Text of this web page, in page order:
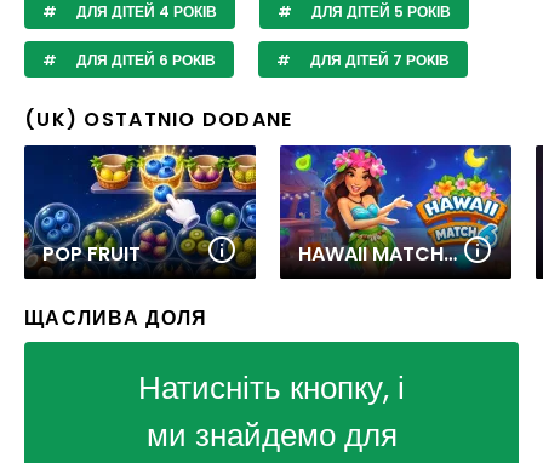
ДЛЯ ДІТЕЙ 4 РОКІВ ДЛЯ ДІТЕЙ 5 РОКІВ
ДЛЯ ДІТЕЙ 6 РОКІВ ДЛЯ ДІТЕЙ 7 РОКІВ
(UK) OSTATNIO DODANE
POP FRUIT HAWAII MATCH 6
ЩАСЛИВА ДОЛЯ
Натисніть кнопку, і
ми знайдемо для